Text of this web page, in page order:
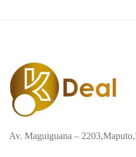
Av. Maguiguana –